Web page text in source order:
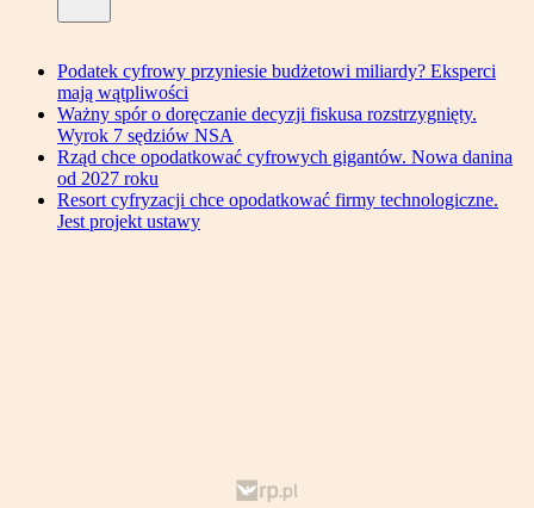
Podatek cyfrowy przyniesie budżetowi miliardy? Eksperci
mają wątpliwości
Ważny spór o doręczanie decyzji fiskusa rozstrzygnięty.
Wyrok 7 sędziów NSA
Rząd chce opodatkować cyfrowych gigantów. Nowa danina
od 2027 roku
Resort cyfryzacji chce opodatkować firmy technologiczne.
Jest projekt ustawy